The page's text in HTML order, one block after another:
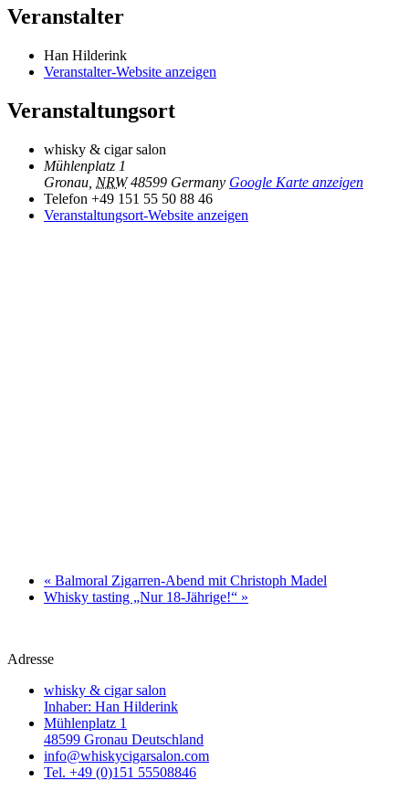
Veranstalter
Han Hilderink
Veranstalter-Website anzeigen
Veranstaltungsort
whisky & cigar salon
Mühlenplatz 1
Gronau NRW 48599 Germany Google Karte anzeigen
Telefon +49 151 55 50 88 46
Veranstaltungsort-Website anzeigen
« Balmoral Zigarren-Abend mit Christoph Madel
Whisky tasting „Nur 18-Jährige!“ »
Adresse
whisky & cigar salon
Inhaber: Han Hilderink
Mühlenplatz 1
48599 Gronau Deutschland
info@whiskycigarsalon.com
Tel. +49 (0)151 55508846